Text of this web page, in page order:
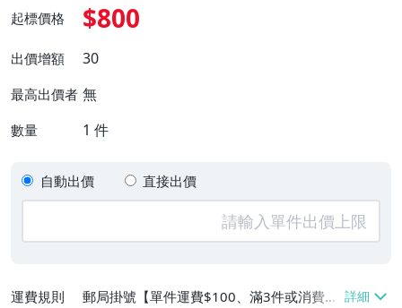
起標價格 $800
出價增額 30
最高出價者 無
數量 1 件
自動出價 直接出價
運費規則
郵局掛號【單件運費$100、滿3件或消費滿